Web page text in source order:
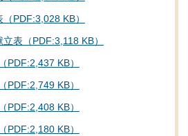
PDF:3,028 KB）
表（PDF:3,118 KB）
PDF:2,437 KB）
PDF:2,749 KB）
PDF:2,408 KB）
PDF:2,180 KB）